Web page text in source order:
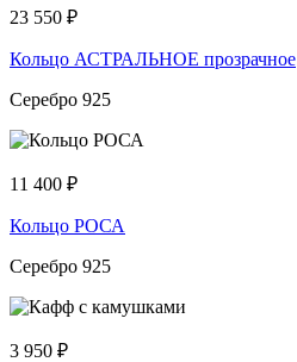
23 550 ₽
Кольцо АСТРАЛЬНОЕ прозрачное
Серебро 925
11 400 ₽
Кольцо РОСА
Серебро 925
3 950 ₽